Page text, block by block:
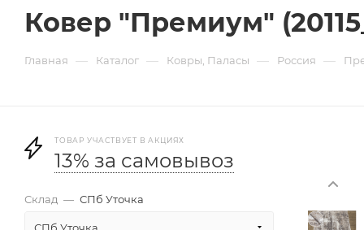
Ковер "Премиум"
Главная — Каталог — Ковры, Паласы — Россия —
ТОВАР УЧАСТВУЕТ В АКЦИЯХ
13% за самовывоз
Склад — СПб Уточка